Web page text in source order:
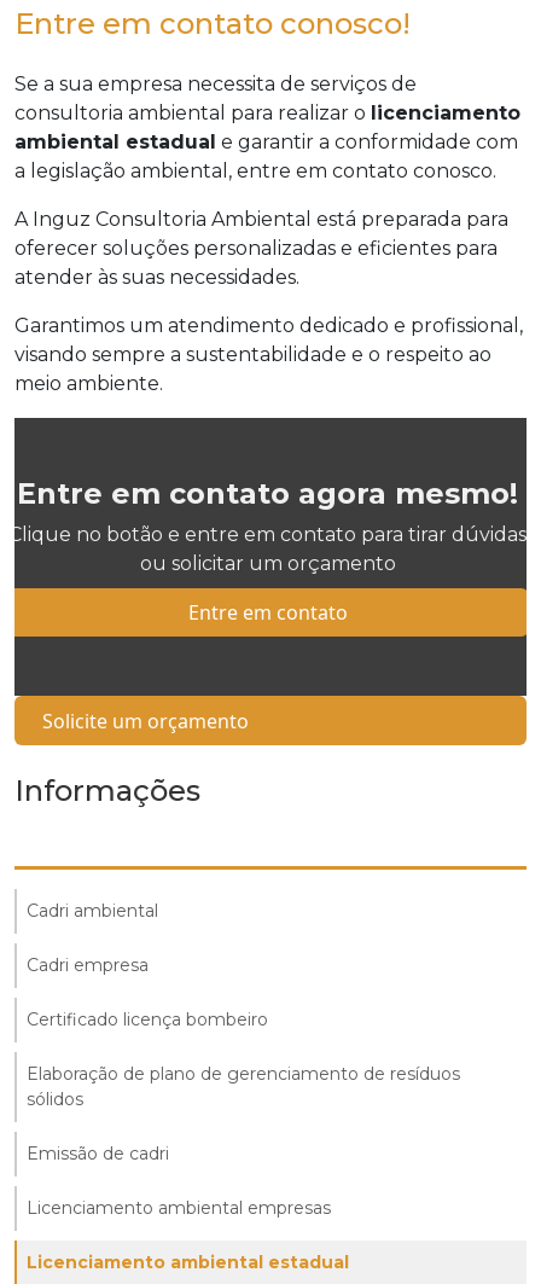
Entre em contato conosco!
Se a sua empresa necessita de serviços de
consultoria ambiental para realizar o licenciamento
ambiental estadual e garantir a conformidade com
a legislação ambiental, entre em contato conosco.
A Inguz Consultoria Ambiental está preparada para
oferecer soluções personalizadas e eficientes para
atender às suas necessidades.
Garantimos um atendimento dedicado e profissional,
visando sempre a sustentabilidade e o respeito ao
meio ambiente.
Entre em contato agora mesmo!
Clique no botão e entre em contato para tirar dúvidas
ou solicitar um orçamento
Entre em contato
Solicite um orçamento
Informações
Cadri ambiental
Cadri empresa
Certificado licença bombeiro
Elaboração de plano de gerenciamento de resíduos
sólidos
Emissão de cadri
Licenciamento ambiental empresas
Licenciamento ambiental estadual